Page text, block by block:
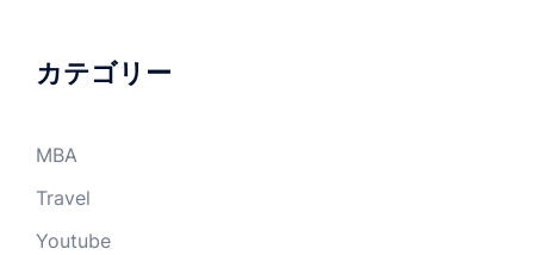
カテゴリー
MBA
Travel
Youtube